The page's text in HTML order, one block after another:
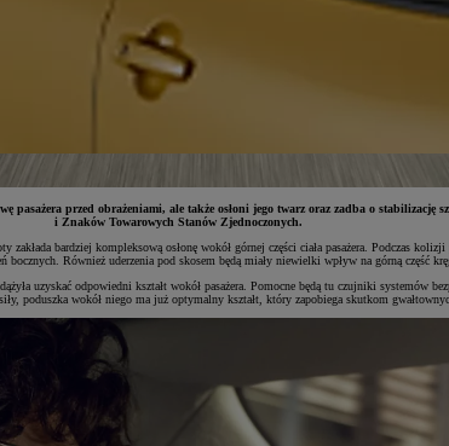
pasażera przed obrażeniami, ale także osłoni jego twarz oraz zadba o
i Znaków Towarowych Stanów Zjednoczonych.
bardziej kompleksową osłonę wokół górnej części ciała pasażera. Podczas
Również uderzenia pod skosem będą miały niewielki wpływ na górną część
uzyskać odpowiedni kształt wokół pasażera. Pomocne będą tu czujniki systemów
poduszka wokół niego ma już optymalny kształt, który zapobiega skutkom